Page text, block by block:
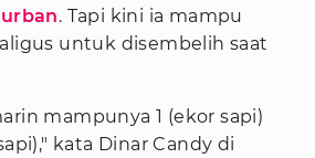
. Tapi kini ia mampu
untuk disembelih saat
mampunya 1 (ekor sapi)
kata Dinar Candy di